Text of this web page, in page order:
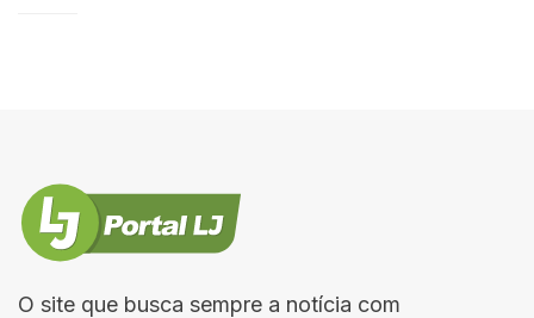
O site que busca sempre a notícia com